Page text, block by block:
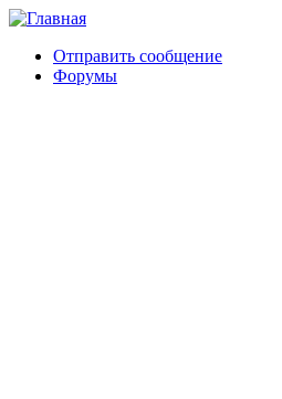
Отправить сообщение
Форумы